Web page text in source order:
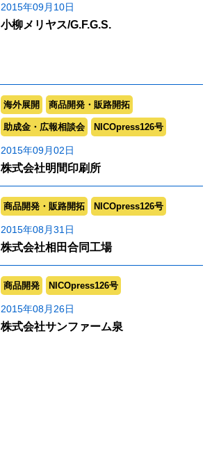
2015年09月10日
小柳メリヤス/G.F.G.S.
海外展開 商品開発・販路開拓
助成金・広報相談会 NICOpress126号
2015年09月02日
株式会社明間印刷所
商品開発・販路開拓 NICOpress126号
2015年08月31日
株式会社相田合同工場
商品開発 NICOpress126号
2015年08月26日
株式会社サンファーム泉